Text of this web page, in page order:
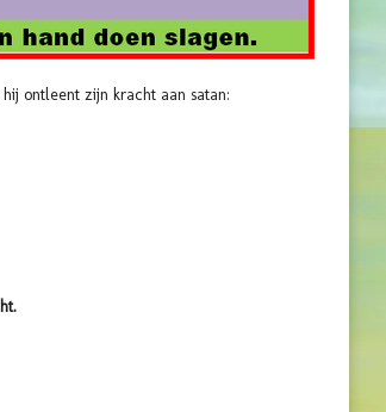
ontleent zijn kracht aan satan: